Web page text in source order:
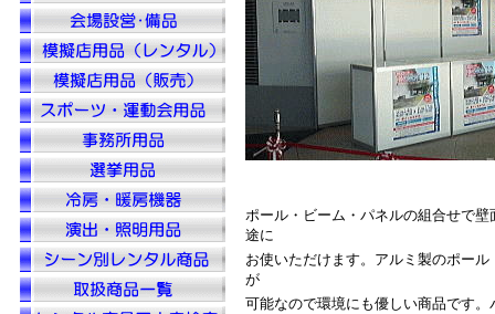
ポール・ビーム・パネルの組合せで
途に
お使いただけます。アルミ製のポー
が
可能なので環境にも優しい商品です